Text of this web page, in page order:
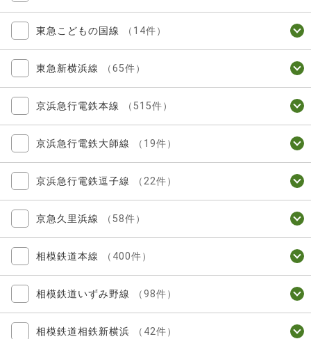
東急こどもの国線 （14件）
東急新横浜線 （65件）
京浜急行電鉄本線 （515件）
京浜急行電鉄大師線 （19件）
京浜急行電鉄逗子線 （22件）
京急久里浜線 （58件）
相模鉄道本線 （400件）
相模鉄道いずみ野線 （98件）
相模鉄道相鉄新横浜 （42件）